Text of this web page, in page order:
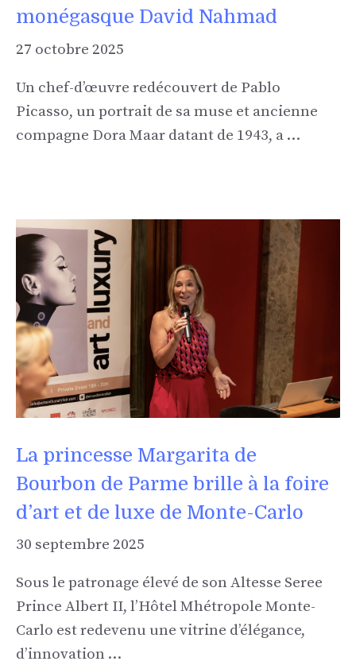
monégasque David Nahmad
27 octobre 2025
Un chef-d’œuvre redécouvert de Pablo
Picasso, un portrait de sa muse et ancienne
compagne Dora Maar datant de 1943, a …
La princesse Margarita de
Bourbon de Parme brille à la foire
d’art et de luxe de Monte-Carlo
30 septembre 2025
Sous le patronage élevé de son Altesse Seree
Prince Albert II, l’Hôtel Mhétropole Monte-
Carlo est redevenu une vitrine d’élégance,
d’innovation …